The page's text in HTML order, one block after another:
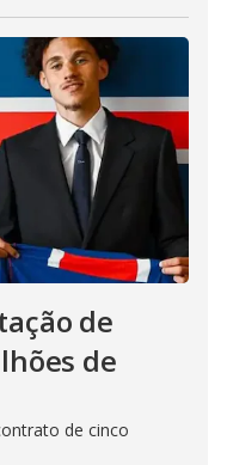
de
de
de cinco